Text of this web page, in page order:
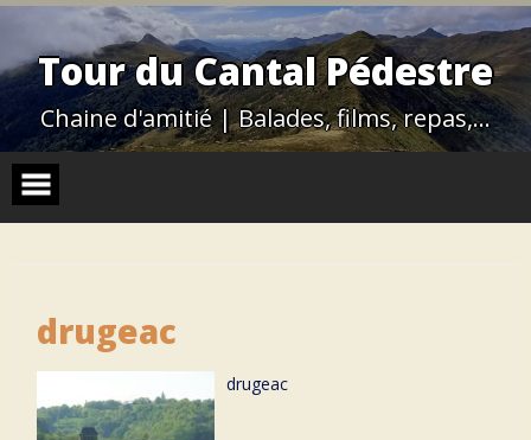
Skip
contentTour du Cantal Pédestre
Chaine d'amitié | Balades, films, repas,…
drugeac
drugeac